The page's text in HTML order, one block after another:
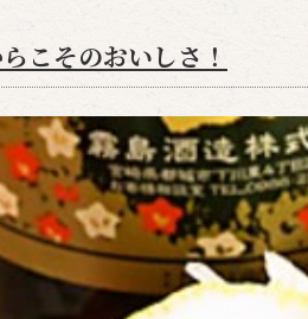
こそのおいしさ！